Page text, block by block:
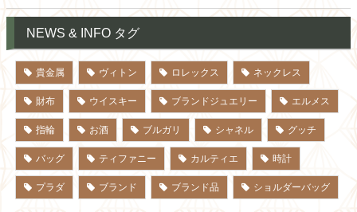
NEWS & INFO タグ
貴金属 ヴィトン ロレックス ネックレス
財布 ウイスキー ブランドジュエリー エルメス
指輪 お酒 ブルガリ シャネル グッチ
バッグ ティファニー カルティエ 時計
プラダ ブランド ブランド品 ショルダーバッグ